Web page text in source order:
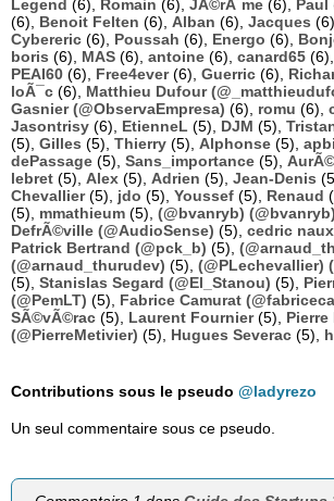
Legend (6), Romain (6), JÃ©rÃ´me (6), Paul
(6), Benoit Felten (6), Alban (6), Jacques (6),
Cybereric (6), Poussah (6), Energo (6),
boris (6), MAS (6), antoine (6), canard65 (6),
PEAI60 (6), Free4ever(6), Guerric (6),
loÃ¯c (6), Matthieu Dufour
Gasnier (@ObservaEmpresa) (6), romu (6),
Jasontrisy (6), EtienneL (5), DJM (5),
(5), Gilles (5), Thierry (5), Alphonse (5),
dePassage (5), Sans_importance (5),
lebret (5), Alex (5), Adrien (5), Jean-Denis
Chevallier(5), jdo (5), Youssef (5), Renaud
(5), mmathieum (5), (@bvanryb) (@bvanryb)
DefrÃ©ville (@AudioSense) (5), cedric
Patrick Bertrand (@pck_b) (5),
(@arnaud_thurudev) (5), (@PLechevallier)
(5), Stanislas Segard (@El_Stanou) (5),
(@PemLT) (5), Fabrice Camurat
SÃ©vÃ©rac (5), Laurent Fournier(5), Pierre
(@PierreMetivier) (5), Hugues Severac (5),
Contributions sous le pseudo @ladyrezo
Un seul commentaire sous ce pseudo.